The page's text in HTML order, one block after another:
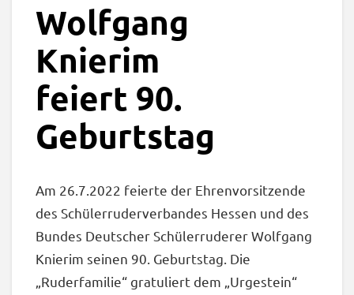
Wolfgang
Knierim
feiert 90.
Geburtstag
Am 26.7.2022 feierte der Ehrenvorsitzende
des Schülerruderverbandes Hessen und des
Bundes Deutscher Schülerruderer Wolfgang
Knierim seinen 90. Geburtstag. Die
„Ruderfamilie“ gratuliert dem „Urgestein“